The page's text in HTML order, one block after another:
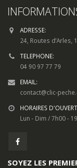
ADRESSE:
24, Routes
TELEPHONE:
04 90 97 77 79
EMAIL:
contact@clic-
HORAIRES
Lun - Dim / 7h00 -
SOYEZ LES